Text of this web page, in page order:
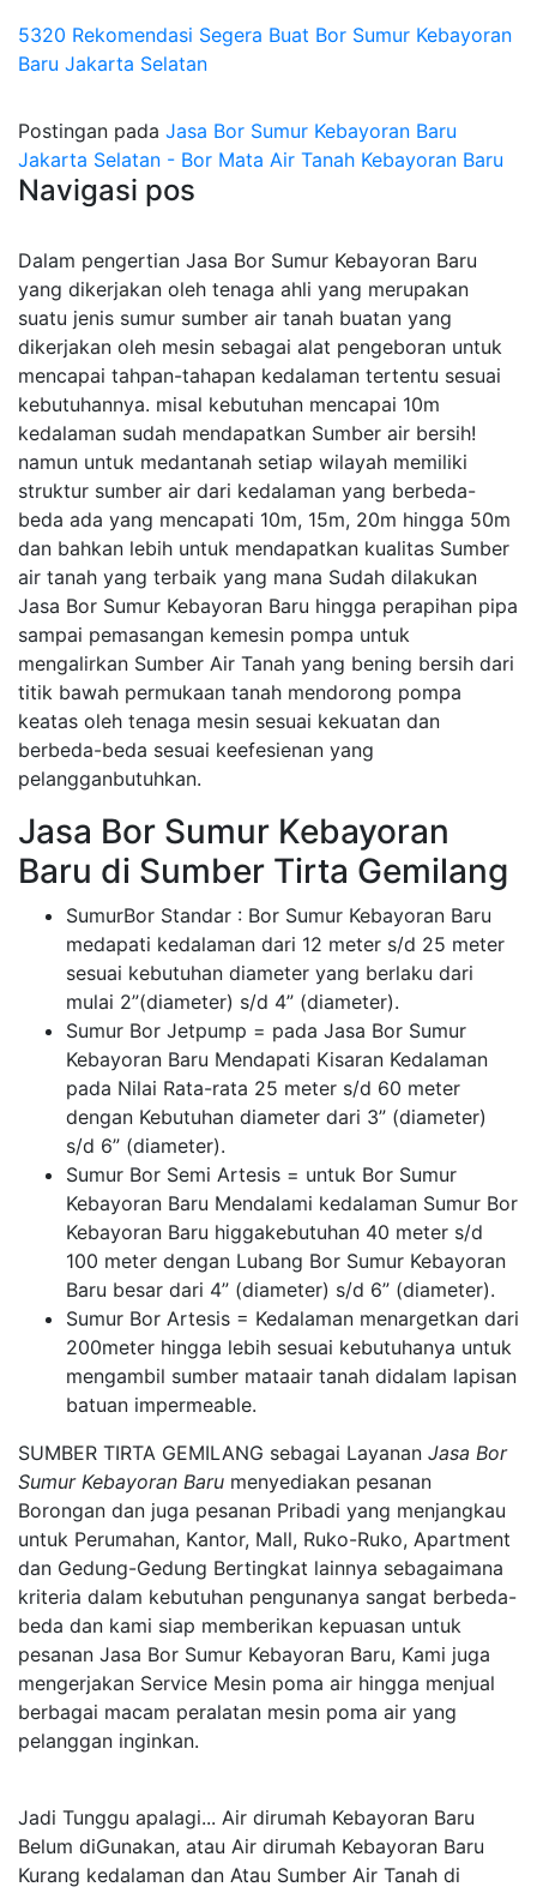
5320 Rekomendasi Segera Buat Bor Sumur Kebayoran
Baru Jakarta Selatan
Postingan pada Jasa Bor Sumur Kebayoran Baru
Jakarta Selatan - Bor Mata Air Tanah Kebayoran Baru
Navigasi pos
Dalam pengertian Jasa Bor Sumur Kebayoran Baru
yang dikerjakan oleh tenaga ahli yang merupakan
suatu jenis sumur sumber air tanah buatan yang
dikerjakan oleh mesin sebagai alat pengeboran untuk
mencapai tahpan-tahapan kedalaman tertentu sesuai
kebutuhannya. misal kebutuhan mencapai 10m
kedalaman sudah mendapatkan Sumber air bersih!
namun untuk medantanah setiap wilayah memiliki
struktur sumber air dari kedalaman yang berbeda-
beda ada yang mencapati 10m, 15m, 20m hingga 50m
dan bahkan lebih untuk mendapatkan kualitas Sumber
air tanah yang terbaik yang mana Sudah dilakukan
Jasa Bor Sumur Kebayoran Baru hingga perapihan pipa
sampai pemasangan kemesin pompa untuk
mengalirkan Sumber Air Tanah yang bening bersih dari
titik bawah permukaan tanah mendorong pompa
keatas oleh tenaga mesin sesuai kekuatan dan
berbeda-beda sesuai keefesienan yang
pelangganbutuhkan.
Jasa Bor Sumur Kebayoran
Baru di Sumber Tirta Gemilang
SumurBor Standar : Bor Sumur Kebayoran Baru
medapati kedalaman dari 12 meter s/d 25 meter
sesuai kebutuhan diameter yang berlaku dari
mulai 2”(diameter) s/d 4” (diameter).
Sumur Bor Jetpump = pada Jasa Bor Sumur
Kebayoran Baru Mendapati Kisaran Kedalaman
pada Nilai Rata-rata 25 meter s/d 60 meter
dengan Kebutuhan diameter dari 3” (diameter)
s/d 6” (diameter).
Sumur Bor Semi Artesis = untuk Bor Sumur
Kebayoran Baru Mendalami kedalaman Sumur Bor
Kebayoran Baru higgakebutuhan 40 meter s/d
100 meter dengan Lubang Bor Sumur Kebayoran
Baru besar dari 4” (diameter) s/d 6” (diameter).
Sumur Bor Artesis = Kedalaman menargetkan dari
200meter hingga lebih sesuai kebutuhanya untuk
mengambil sumber mataair tanah didalam lapisan
batuan impermeable.
SUMBER TIRTA GEMILANG sebagai Layanan Jasa Bor
Sumur Kebayoran Baru menyediakan pesanan
Borongan dan juga pesanan Pribadi yang menjangkau
untuk Perumahan, Kantor, Mall, Ruko-Ruko, Apartment
dan Gedung-Gedung Bertingkat lainnya sebagaimana
kriteria dalam kebutuhan pengunanya sangat berbeda-
beda dan kami siap memberikan kepuasan untuk
pesanan Jasa Bor Sumur Kebayoran Baru, Kami juga
mengerjakan Service Mesin poma air hingga menjual
berbagai macam peralatan mesin poma air yang
pelanggan inginkan.
Jadi Tunggu apalagi... Air dirumah Kebayoran Baru
Belum diGunakan, atau Air dirumah Kebayoran Baru
Kurang kedalaman dan Atau Sumber Air Tanah di